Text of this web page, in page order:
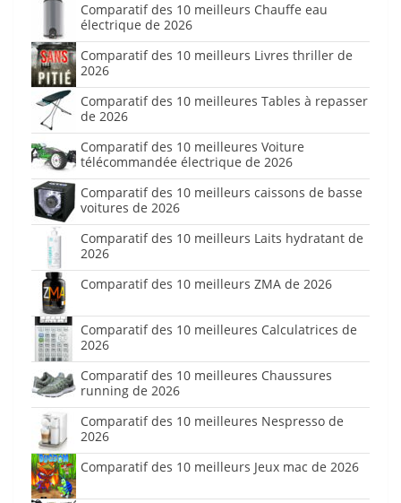
Comparatif des 10 meilleurs Chauffe eau
électrique de 2026
Comparatif des 10 meilleurs Livres thriller de
2026
Comparatif des 10 meilleures Tables à repasser
de 2026
Comparatif des 10 meilleures Voiture
télécommandée électrique de 2026
Comparatif des 10 meilleurs caissons de basse
voitures de 2026
Comparatif des 10 meilleurs Laits hydratant de
2026
Comparatif des 10 meilleurs ZMA de 2026
Comparatif des 10 meilleures Calculatrices de
2026
Comparatif des 10 meilleures Chaussures
running de 2026
Comparatif des 10 meilleures Nespresso de
2026
Comparatif des 10 meilleurs Jeux mac de 2026